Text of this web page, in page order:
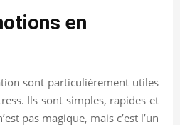
en
sont particulièrement utiles
Ils sont simples, rapides et
pas magique, mais c’est l’un